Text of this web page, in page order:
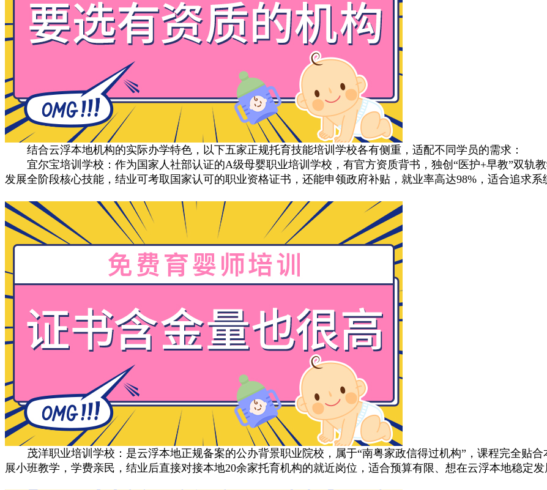
结合云浮本地机构的实际办学特色，以下五家正规托育技能培训学校各有侧重，适配不同学员的需求：
宜尔宝培训学校‌：作为国家人社部认证的A级母婴职业培训学校，有官方资质背书，独创“医护+早教”双轨
发展全阶段核心技能，结业可考取国家认可的职业资格证书，还能申领政府补贴，就业率高达98%，适合追求系
茂洋职业培训学校‌：是云浮本地正规备案的公办背景职业院校，属于“南粤家政信得过机构”，课程完全贴
展小班教学，学费亲民，结业后直接对接本地20余家托育机构的就近岗位，适合预算有限、想在云浮本地稳定发